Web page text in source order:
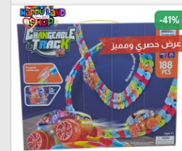
favorite_border -41%
عرض حصري ومميز